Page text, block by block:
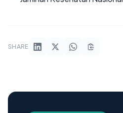
SHARE